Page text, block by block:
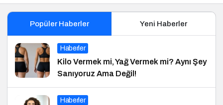
Popüler Haberler Yeni Haberler
Haberler
Kilo Vermek mi, Yağ Vermek mi? Aynı Şey
Sanıyoruz Ama Değil!
Haberler